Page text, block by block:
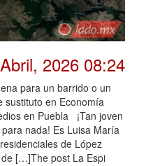
2026 08:24
para un barrido o un
sustituto en Economía
en Puebla ¡Tan joven
nada! Es Luisa María
de López
[…]The post La Espi